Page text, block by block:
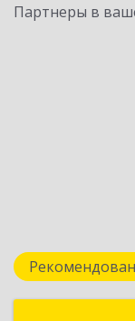
Партнеры в